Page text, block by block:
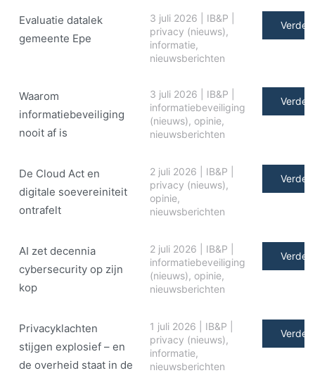
Evaluatie datalek
gemeente Epe
3 juli 2026 IB&P
privacy (nieuws),
informatie,
nieuwsberichten
Verder
Waarom
informatiebeveiliging
nooit af is
3 juli 2026 IB&P
informatiebeveiliging
(nieuws), opinie,
nieuwsberichten
Verder
De Cloud Act en
digitale soe­ve­rei­ni­teit
ontrafelt
2 juli 2026 IB&P
privacy (nieuws),
opinie,
nieuwsberichten
Verder
AI zet decennia
cybersecurity op zijn
kop
2 juli 2026 IB&P
informatiebeveiliging
(nieuws), opinie,
nieuwsberichten
Verder
Privacyklachten
stijgen explosief – en
de overheid staat in de
1 juli 2026 IB&P
privacy (nieuws),
informatie,
nieuwsberichten
Verder